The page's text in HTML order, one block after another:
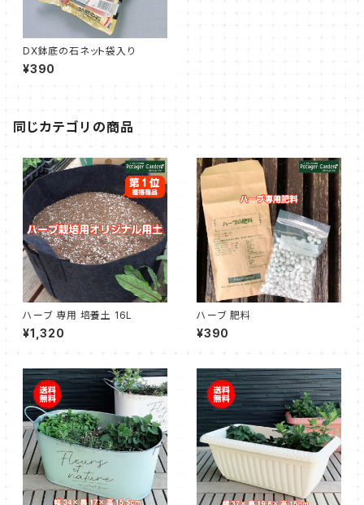
DX鉢底の石ネット袋入り
¥390
同じカテゴリの商品
ハーブ 専用 培養土 16L
¥1,320
ハーブ 肥料
¥390